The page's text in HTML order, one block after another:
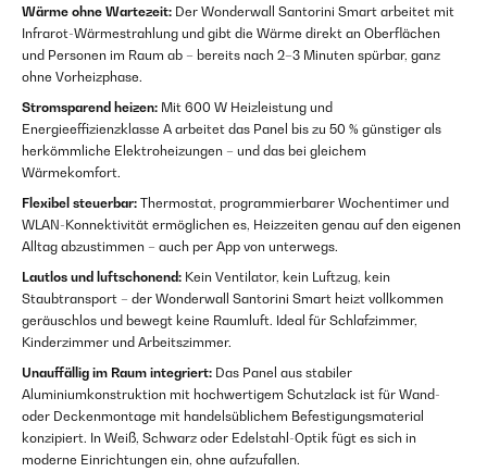
Wärme ohne Wartezeit: Der Wonderwall Santorini Smart arbeitet mit
Infrarot-Wärmestrahlung und gibt die Wärme direkt an Oberflächen
und Personen im Raum ab – bereits nach 2–3 Minuten spürbar, ganz
ohne Vorheizphase.
Stromsparend heizen: Mit 600 W Heizleistung und
Energieeffizienzklasse A arbeitet das Panel bis zu 50 % günstiger als
herkömmliche Elektroheizungen – und das bei gleichem
Wärmekomfort.
Flexibel steuerbar: Thermostat, programmierbarer Wochentimer und
WLAN-Konnektivität ermöglichen es, Heizzeiten genau auf den eigenen
Alltag abzustimmen – auch per App von unterwegs.
Lautlos und luftschonend: Kein Ventilator, kein Luftzug, kein
Staubtransport – der Wonderwall Santorini Smart heizt vollkommen
geräuschlos und bewegt keine Raumluft. Ideal für Schlafzimmer,
Kinderzimmer und Arbeitszimmer.
Unauffällig im Raum integriert: Das Panel aus stabiler
Aluminiumkonstruktion mit hochwertigem Schutzlack ist für Wand-
oder Deckenmontage mit handelsüblichem Befestigungsmaterial
konzipiert. In Weiß, Schwarz oder Edelstahl-Optik fügt es sich in
moderne Einrichtungen ein, ohne aufzufallen.